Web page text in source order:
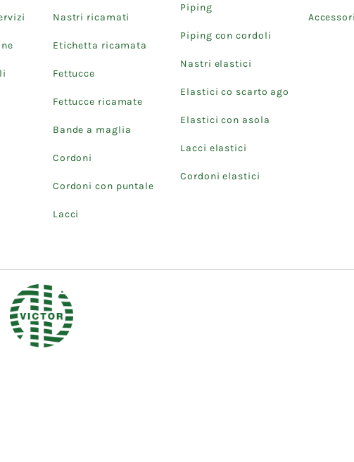
Nastri ricamati
Etichetta ricamata
Fettucce
Fettucce ricamate
Bande a maglia
Cordoni
Cordoni con puntale
Lacci
Piping
Piping con cordoli
Nastri elastici
Elastici co scarto ago
Elastici con asola
Lacci elastici
Cordoni elastici